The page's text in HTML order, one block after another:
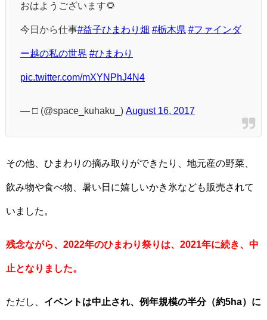
おはようございます🌻
今日から仕事#益子ひまわり畑 #栃木県 #ファインダ
ー越の私の世界 #ひまわり
pic.twitter.com/mXYNPhJ4N4
— □ (@space_kuhaku_) August 16, 2017
その他、ひまわりの摘み取りができたり、地元産の野菜、
飲み物や食べ物、暑い日に嬉しいかき氷なども販売されて
いました。
残念ながら、2022年のひまわり祭りは、2021年に続き、中
止となりました。
ただし、 イベントは中止され、例年規模の半分（約5ha）に